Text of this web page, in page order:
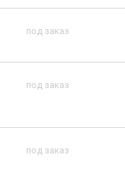
под заказ
под заказ
под заказ